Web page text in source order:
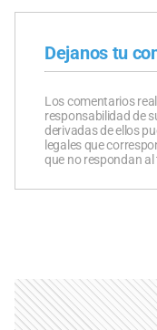
Dejanos tu
Los comentarios
responsabilidad de
derivadas de ellos
legales que
que no respondan